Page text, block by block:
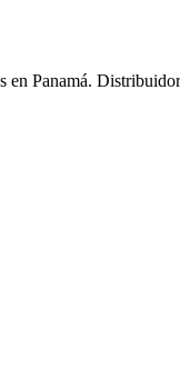
en Panamá.